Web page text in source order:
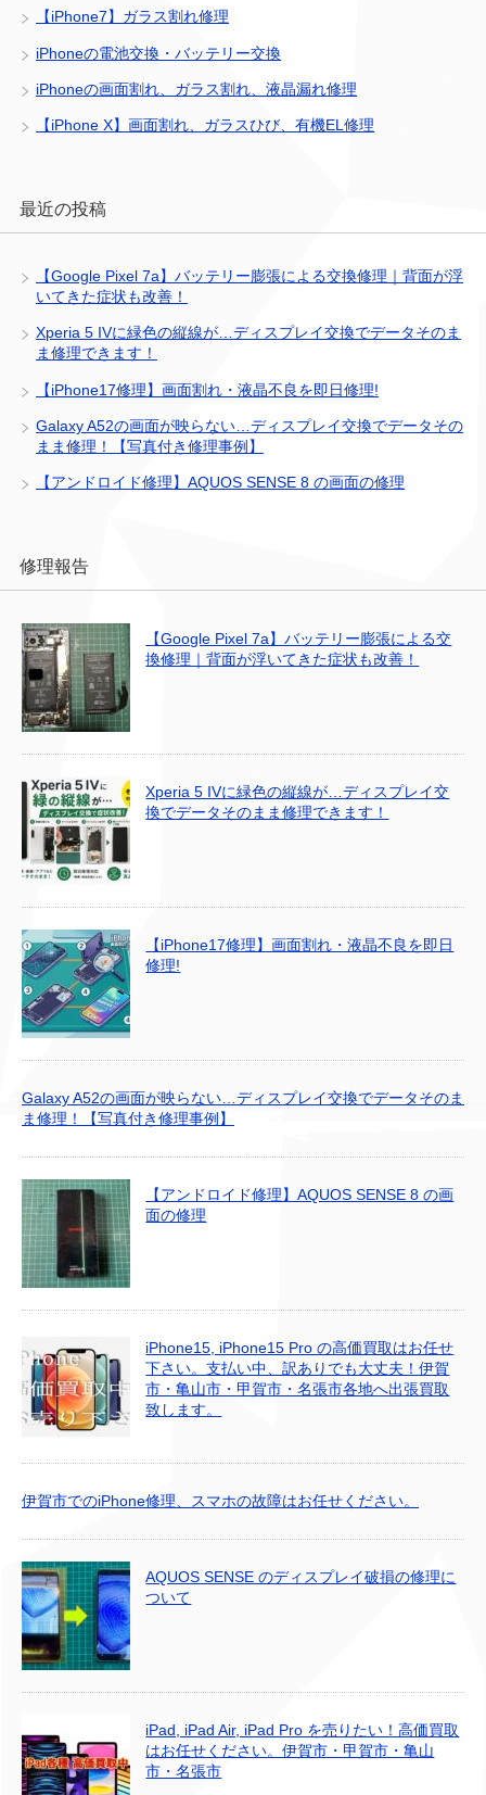
【iPhone7】ガラス割れ修理
iPhoneの電池交換・バッテリー交換
iPhoneの画面割れ、ガラス割れ、液晶漏れ修理
【iPhone X】画面割れ、ガラスひび、有機EL修理
最近の投稿
【Google Pixel 7a】バッテリー膨張による交換修理｜背面が浮
いてきた症状も改善！
Xperia 5 IVに緑色の縦線が…ディスプレイ交換でデータそのま
ま修理できます！
【iPhone17修理】画面割れ・液晶不良を即日修理!
Galaxy A52の画面が映らない…ディスプレイ交換でデータその
まま修理！【写真付き修理事例】
【アンドロイド修理】AQUOS SENSE 8 の画面の修理
修理報告
【Google Pixel 7a】バッテリー膨張による交
換修理｜背面が浮いてきた症状も改善！
Xperia 5 IVに緑色の縦線が…ディスプレイ交
換でデータそのまま修理できます！
【iPhone17修理】画面割れ・液晶不良を即日
修理!
Galaxy A52の画面が映らない…ディスプレイ交換でデータそのま
ま修理！【写真付き修理事例】
【アンドロイド修理】AQUOS SENSE 8 の画
面の修理
iPhone15, iPhone15 Pro の高価買取はお任せ
下さい。支払い中、訳ありでも大丈夫！伊賀
市・亀山市・甲賀市・名張市各地へ出張買取
致します。
伊賀市でのiPhone修理、スマホの故障はお任せください。
AQUOS SENSE のディスプレイ破損の修理に
ついて
iPad, iPad Air, iPad Pro を売りたい！高価買取
はお任せください。伊賀市・甲賀市・亀山
市・名張市